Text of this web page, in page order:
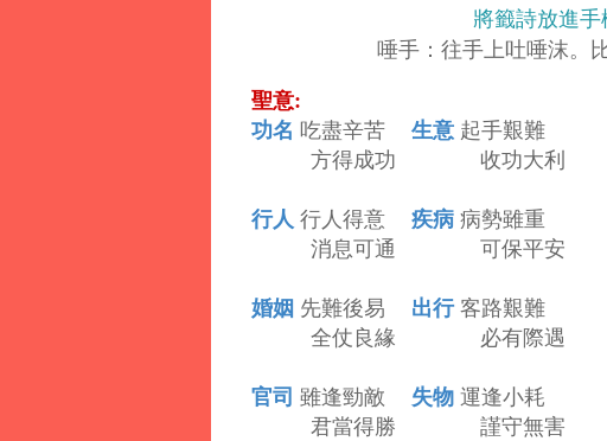
將籤詩放進
唾手：往手上吐唾沫。
聖意:
功名 吃盡辛苦 生意 起手艱難
方得成功 收功大利
行人 行人得意 疾病 病勢雖重
消息可通 可保平安
婚姻 先難後易 出行客路艱難
全仗良緣 必有際遇
官司 雖逢勁敵 失物 運逢小耗
君當得勝 謹守無害